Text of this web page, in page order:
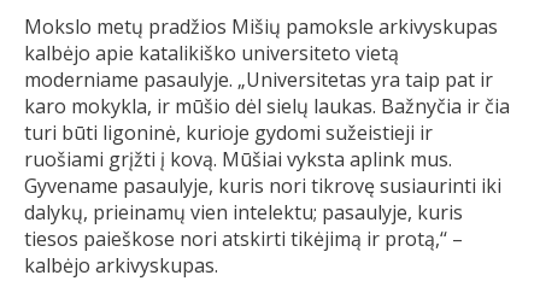
Mokslo metų pradžios Mišių pamoksle arkivyskupas
kalbėjo apie katalikiško universiteto vietą
moderniame pasaulyje. „Universitetas yra taip pat ir
karo mokykla, ir mūšio dėl sielų laukas. Bažnyčia ir čia
turi būti ligoninė, kurioje gydomi sužeistieji ir
ruošiami grįžti į kovą. Mūšiai vyksta aplink mus.
Gyvename pasaulyje, kuris nori tikrovę susiaurinti iki
dalykų, prieinamų vien intelektu; pasaulyje, kuris
tiesos paieškose nori atskirti tikėjimą ir protą,‘‘ –
kalbėjo arkivyskupas.